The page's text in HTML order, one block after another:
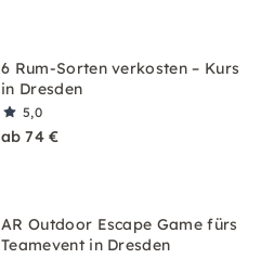
6 Rum-Sorten verkosten – Kurs
in Dresden
5,0
ab 74 €
AR Outdoor Escape Game fürs
Teamevent in Dresden